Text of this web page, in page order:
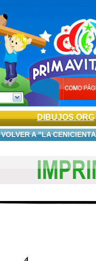
DIBUJOS.ORG
VOLVER A "LA